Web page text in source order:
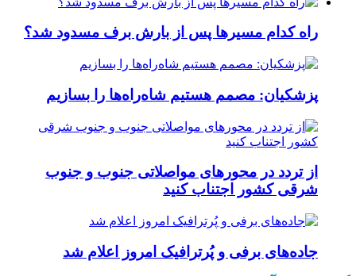
راه کدام مسیرها پس از بارش برف مسدود شد؟
پزشکیان: مصمم هستیم شاه‌راه‌ها را بسازیم
از تردد در محورهای مواصلاتی جنوب و جنوب
شرقی کشور اجتناب کنید
جاده‌های برفی و پُرترافیک امروز اعلام شد